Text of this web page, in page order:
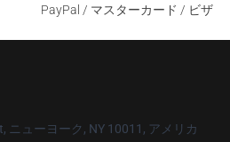
PayPal / マスターカード / ビザ
ニューヨーク, NY 10011, アメリカ